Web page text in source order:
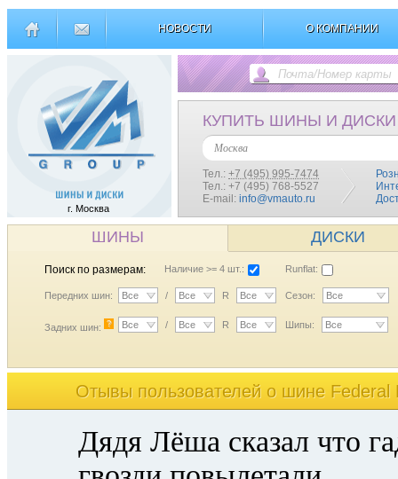
НОВОСТИ О КОМПАНИИ
г. Москва
КУПИТЬ ШИНЫ И ДИСКИ
Москва
Тел.: +7 (495) 995-7474
Тел.: +7 (495) 768-5527
E-mail: info@vmauto.ru
ШИНЫ ДИСКИ
Поиск по размерам: Наличие >= 4 шт.: Runflat:
Передних шин: Все / Все R Все Сезон: Все
Задних шин: ? Все / Все R Все Шипы: Все
Отывы пользователей o шине Federal
Дядя Лёша сказал что